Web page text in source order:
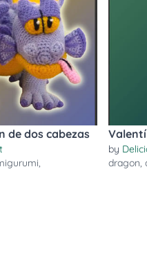
de dos cabezas
,
by
dragon,